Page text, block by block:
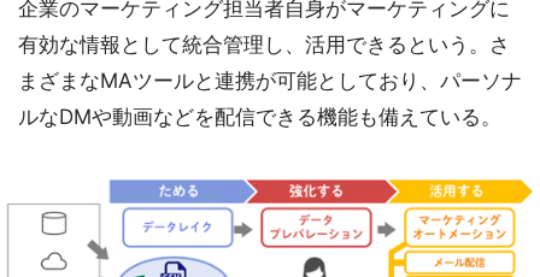
企業のマーケティング担当者自身がマーケティングに
有効な情報として統合管理し、活用できるという。さ
まざまなMAツールと連携が可能としており、パーソナ
ルなDMや動画などを配信できる機能も備えている。